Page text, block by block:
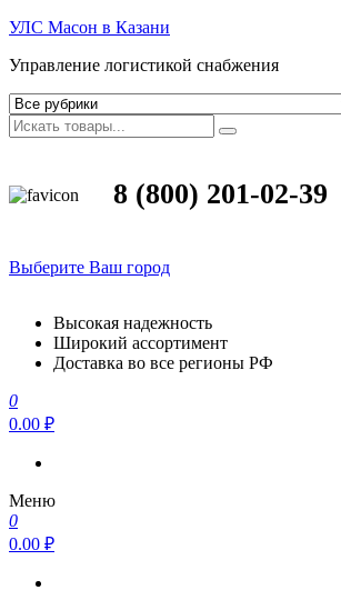
УЛС Масон в Казани
Управление логистикой снабжения
8 (800) 201-02-39
Выберите Ваш город
Высокая надежность
Широкий ассортимент
Доставка во все регионы РФ
0
0.00 ₽
Меню
0
0.00 ₽